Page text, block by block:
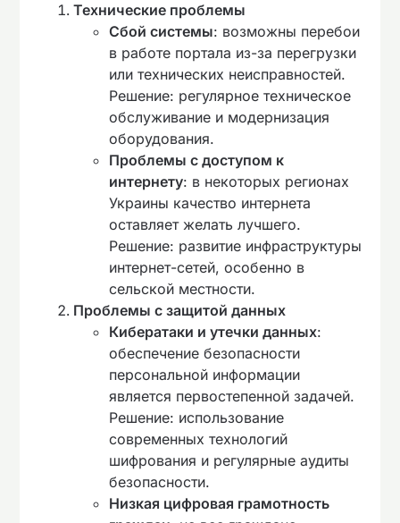
Технические проблемы
Сбой системы: возможны перебои
в работе портала из-за перегрузки
или технических неисправностей.
Решение: регулярное техническое
обслуживание и модернизация
оборудования.
Проблемы с доступом к
интернету: в некоторых регионах
Украины качество интернета
оставляет желать лучшего.
Решение: развитие инфраструктуры
интернет-сетей, особенно в
сельской местности.
Проблемы с защитой данных
Кибератаки и утечки данных:
обеспечение безопасности
персональной информации
является первостепенной задачей.
Решение: использование
современных технологий
шифрования и регулярные аудиты
безопасности.
Низкая цифровая грамотность